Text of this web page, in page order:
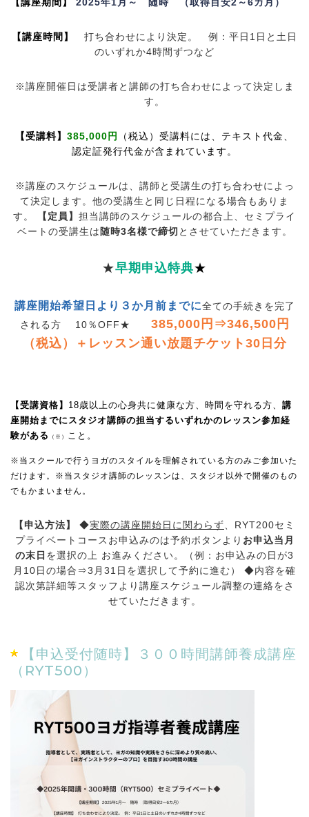
【講座時間】
打ち合わせにより決定。 例：平日1日と土日
のいずれか4時間ずつなど
※講座開催日は受講者と講師の打ち合わせによって決定しま
す。
【受講料】 385,000円
（税込）受講料には、テキスト代金、
認定証発行代金が含まれています。
※講座のスケジュールは、講師と受講生の打ち合わせによっ
て決定します。他の受講生と同じ日程になる場合もありま
す。
【定員】 担当講師のスケジュールの都合上、セミプライ
ベートの受講生は 随時3名様で締切 とさせていただきます。
★早期申込特典★
講座開始希望日より３か月前までに全ての手続きを完了
される方 10％OFF★ 385,000円⇒346,500円
（税込）＋レッスン通い放題チケット30日分
【受講資格】 18歳以上の心身共に健康な方、時間を守れる方、 講
座開始までにスタジオ講師の担当するいずれかのレッスン参加経
験がある
（※） こと。
※当スクールで行うヨガのスタイルを理解されている方のみご参加いた
だけます。※当スタジオ講師のレッスンは、スタジオ以外で開催のもの
でもかまいません。
【申込方法】 ◆実際の講座開始日に関わらず 、RYT200セミ
プライベートコースお申込みのは予約ボタンより お申込当月
の末日 を選択の上 お進みください。（例：お申込みの日が3
月10日の場合⇒3月31日を選択して予約に進む）
◆内容を確
認次第詳細等スタッフより講座スケジュール調整の連絡をさ
せていただきます。
【申込受付随時】３００時間講師養成講座
（RYT500）